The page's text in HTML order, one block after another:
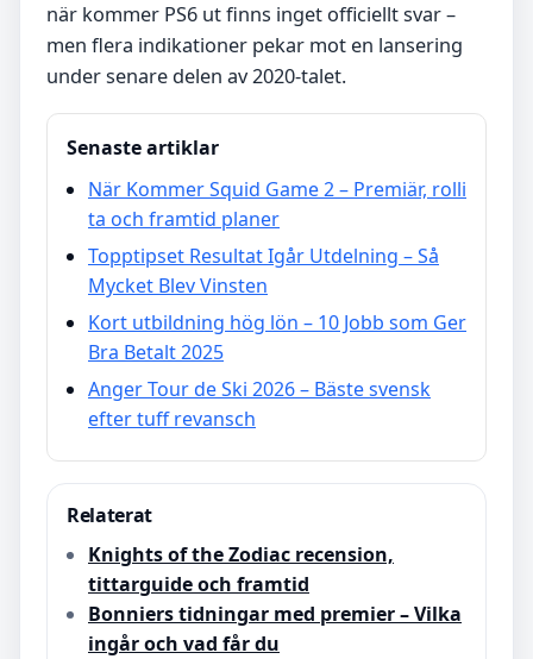
när kommer PS6 ut finns inget officiellt svar –
men flera indikationer pekar mot en lansering
under senare delen av 2020-talet.
Senaste artiklar
När Kommer Squid Game 2 – Premiär, rolli
ta och framtid planer
Topptipset Resultat Igår Utdelning – Så
Mycket Blev Vinsten
Kort utbildning hög lön – 10 Jobb som Ger
Bra Betalt 2025
Anger Tour de Ski 2026 – Bäste svensk
efter tuff revansch
Relaterat
Knights of the Zodiac recension,
tittarguide och framtid
Bonniers tidningar med premier – Vilka
ingår och vad får du